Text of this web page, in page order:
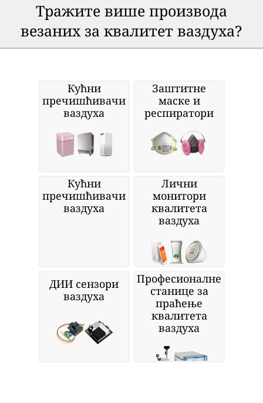
Тражите више производа
везаних за квалитет ваздуха?
Кућни
пречишћивачи
ваздуха
Заштитне
маске и
респиратори
Кућни
пречишћивачи
ваздуха
Лични
монитори
квалитета
ваздуха
ДИИ сензори
ваздуха
Професионалне
станице за
праћење
квалитета
ваздуха